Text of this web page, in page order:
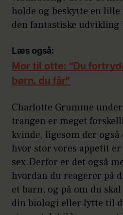
holde og beskytte en lille
den fantastiske
Læs også:
Mor til otte: “Du
børn, du får”
Charlotte Grumme
trangen er meget
kvinde, ligesom der også
hvor stor vores appetit er
sex.Derfor er det også
hvordan du reagerer på
et barn, og på om du
din biologi eller lytte til